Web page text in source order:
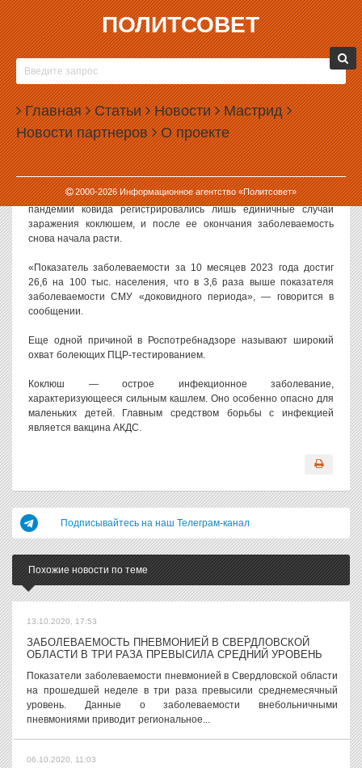
ПОЛИТСОВЕТ
Главная Статьи Новости Мастрид
Новости партнеров О проекте
2000-2026Информационное агентство «Политсовет»
07.12.2023, 09:30
В СВЕРДЛОВСКОЙ ОБЛАСТИ ПОДТВЕРДИЛИ
ТРЕХКРАТНЫЙ РОСТ ЗАБОЛЕВАЕМОСТИ
КОКЛЮШЕМ
Роспотребнадзор официально подтвердил, что показатели
заболеваемости коклюшем в Свердловской области выросли по
сравнению с прошлыми годами в несколько раз.
Как сообщили в региональном управлении ведомства, во время
пандемии ковида регистрировались лишь единичные случаи
заражения коклюшем, и после ее окончания заболеваемость
снова начала расти.
«Показатель заболеваемости за 10 месяцев 2023 года достиг
26,6 на 100 тыс. населения, что в 3,6 раза выше показателя
заболеваемости СМУ «доковидного периода», — говорится в
сообщении.
Еще одной причиной в Роспотребнадзоре называют широкий
охват болеющих ПЦР-тестированием.
Коклюш — острое инфекционное заболевание,
характеризующееся сильным кашлем. Оно особенно опасно для
маленьких детей. Главным средством борьбы с инфекцией
является вакцина АКДС.
Подписывайтесь на наш Телеграм-канал
Похожие новости по теме
13.10.2020, 17:53
ЗАБОЛЕВАЕМОСТЬ ПНЕВМОНИЕЙ В СВЕРДЛОВСКОЙ
ОБЛАСТИ В ТРИ РАЗА ПРЕВЫСИЛА СРЕДНИЙ УРОВЕНЬ
Показатели заболеваемости пневмонией в Свердловской области
на прошедшей неделе в три раза превысили среднемесячный
уровень. Данные о заболеваемости внебольничными
пневмониями приводит региональное...
06.10.2020, 11:03